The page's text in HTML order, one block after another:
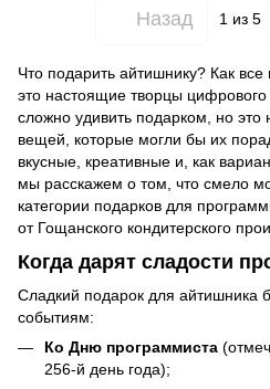
Назад 1 из 5
Что подарить айтишнику? Как
это настоящие творцы
сложно удивить подарком, но это
вещей, которые могли бы их
вкусные, креативные и, как
мы расскажем о том, что смело
категории подарков для
от Гощанского кондитерского
Когда дарят сладости
Сладкий подарок для айтишника
событиям:
Ко Дню программиста
256-й день года);